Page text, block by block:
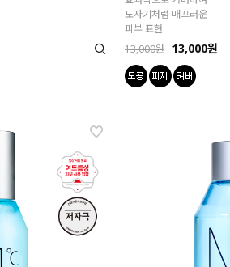
도자기처럼 매끄러운
피부 표현.
13,000원 13,000원